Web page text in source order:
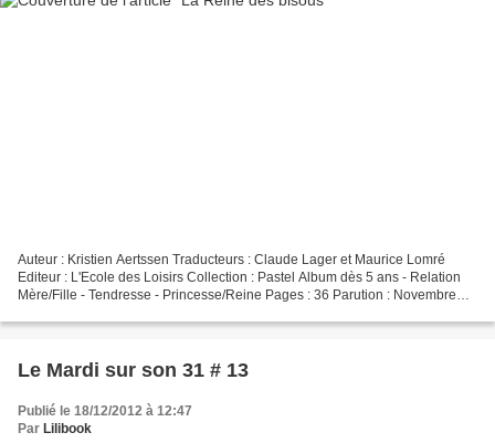
Auteur : Kristien Aertssen Traducteurs : Claude Lager et Maurice Lomré
Editeur : L'Ecole des Loisirs Collection : Pastel Album dès 5 ans - Relation
Mère/Fille - Tendresse - Princesse/Reine Pages : 36 Parution : Novembre
Le Mardi sur son 31 # 13
Publié le 18/12/2012 à 12:47
Par Lilibook